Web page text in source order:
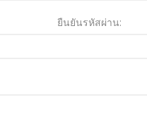
ยืนยันรหัสผ่าน: